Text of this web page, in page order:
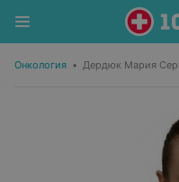
Онкология • Дердюк Мария